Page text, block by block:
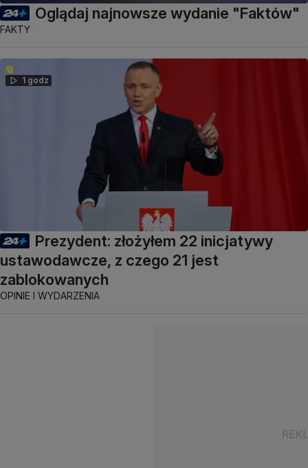
Oglądaj najnowsze wydanie "Faktów"
FAKTY
1 godz
Prezydent: złożyłem 22 inicjatywy
ustawodawcze, z czego 21 jest
zablokowanych
OPINIE I WYDARZENIA